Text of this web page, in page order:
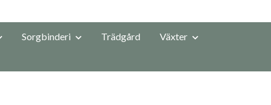
Sorgbinderi Trädgård
Växter